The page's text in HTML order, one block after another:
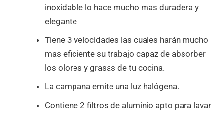
inoxidable lo hace mucho mas duradera y
elegante
Tiene 3 velocidades las cuales harán mucho
mas eficiente su trabajo capaz de absorber
los olores y grasas de tu cocina.
La campana emite una luz halógena.
Contiene 2 filtros de aluminio apto para lavar